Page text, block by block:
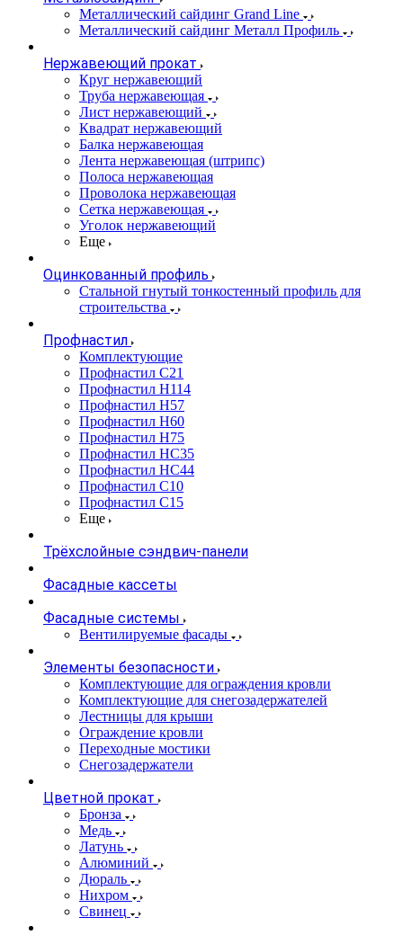
Металлический сайдинг Grand Line
Металлический сайдинг Металл Профиль
Нержавеющий прокат
Круг нержавеющий
Труба нержавеющая
Лист нержавеющий
Квадрат нержавеющий
Балка нержавеющая
Лента нержавеющая (штрипс)
Полоса нержавеющая
Проволока нержавеющая
Сетка нержавеющая
Уголок нержавеющий
Еще
Оцинкованный профиль
Стальной гнутый тонкостенный профиль для
строительства
Профнастил
Комплектующие
Профнастил C21
Профнастил Н114
Профнастил Н57
Профнастил Н60
Профнастил Н75
Профнастил НС35
Профнастил НС44
Профнастил С10
Профнастил С15
Еще
Трёхслойные сэндвич-панели
Фасадные кассеты
Фасадные системы
Вентилируемые фасады
Элементы безопасности
Комплектующие для ограждения кровли
Комплектующие для снегозадержателей
Лестницы для крыши
Ограждение кровли
Переходные мостики
Снегозадержатели
Цветной прокат
Бронза
Медь
Латунь
Алюминий
Дюраль
Нихром
Свинец